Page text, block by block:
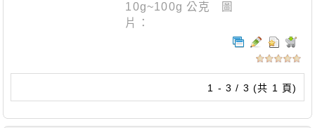
10g~100g 公克 圖
片：
1 - 3 / 3 (共 1 頁)